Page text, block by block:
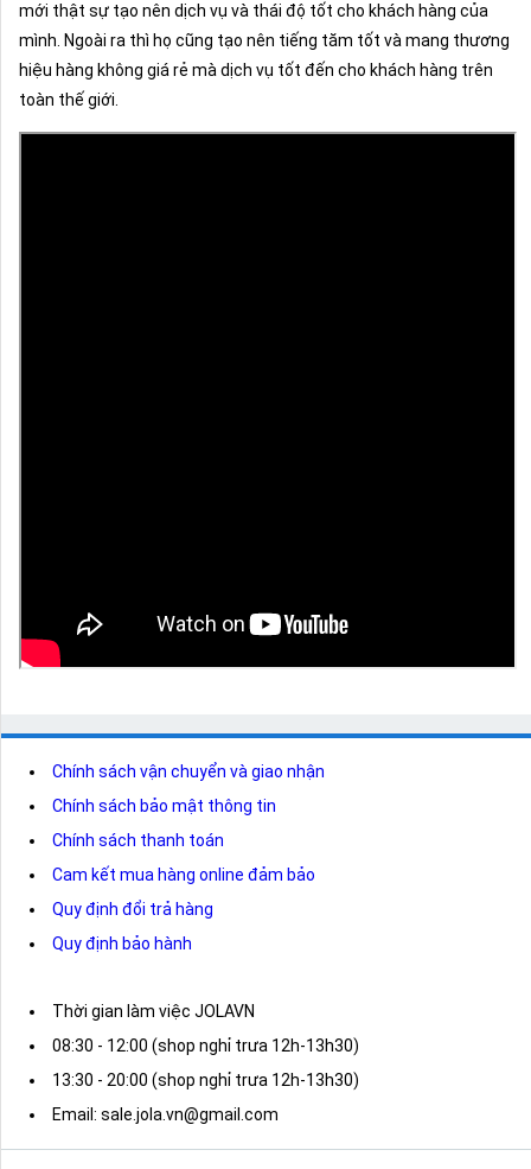
mới thật sự tạo nên dịch vụ và thái độ tốt cho khách hàng của
mình. Ngoài ra thì họ cũng tạo nên tiếng tăm tốt và mang thương
hiệu hàng không giá rẻ mà dịch vụ tốt đến cho khách hàng trên
toàn thế giới.
Chính sách vận chuyển và giao nhận
Chính sách bảo mật thông tin
Chính sách thanh toán
Cam kết mua hàng online đảm bảo
Quy định đổi trả hàng
Quy định bảo hành
Thời gian làm việc JOLAVN
08:30 - 12:00 (shop nghỉ trưa 12h-13h30)
13:30 - 20:00 (shop nghỉ trưa 12h-13h30)
Email: sale.jola.vn@gmail.com